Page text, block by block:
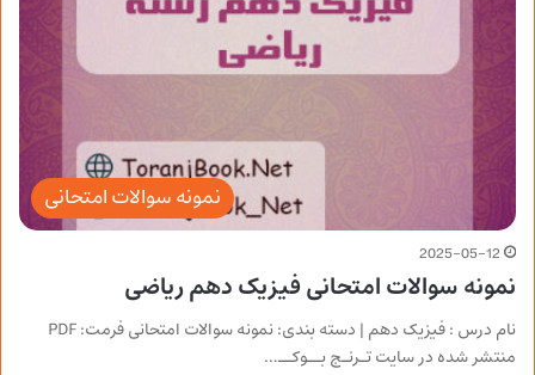
نمونه سوالات امتحانی
2025-05-12
نمونه سوالات امتحانی فیزیک دهم ریاضی
منتشر شده در سایت تـرنـج بــوکــ…